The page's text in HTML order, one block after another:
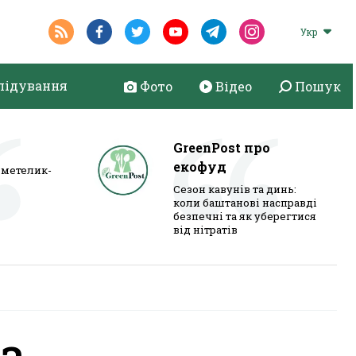
Укр
Фото Відео Пошук
GreenPost про
екофуд
Сезон кавунів та динь:
коли баштанові насправді
безпечні та як уберегтися
від нітратів